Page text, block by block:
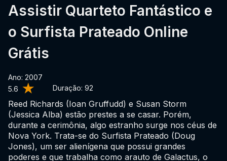
5.6 Duração: 92
Assistir Quarteto Fantástico e
o Surfista Prateado Online
Grátis
Ano: 2007
Reed Richards (Ioan Gruffudd) e Susan Storm
(Jessica Alba) estão prestes a se casar. Porém,
durante a cerimônia, algo estranho surge nos céus de
Nova York. Trata-se do Surfista Prateado (Doug
Jones), um ser alienígena que possui grandes
poderes e que trabalha como arauto de Galactus, o